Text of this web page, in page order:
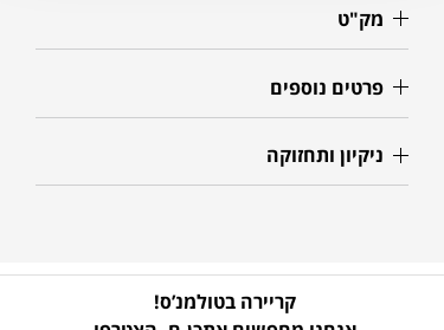
מק"ט
פרטים נוספים
ניקיון ותחזוקה
קריירה בטולמנ’ס!